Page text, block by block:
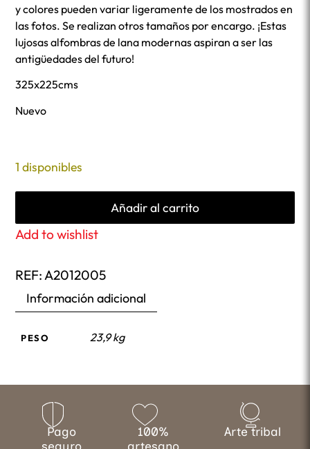
y colores pueden variar ligeramente de los mostrados en
las fotos. Se realizan otros tamaños por encargo. ¡Estas
lujosas alfombras de lana modernas aspiran a ser las
antigüedades del futuro!
325x225cms
Nuevo
1 disponibles
Añadir al carrito
Add to wishlist
REF:A2012005
Información adicional
PESO 23,9 kg
Pago
seguro
100%
artesano
Arte tribal